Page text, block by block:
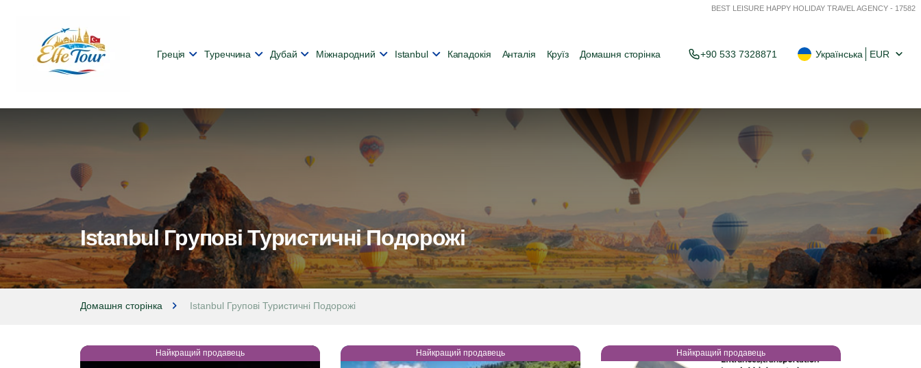
BEST LEISURE HAPPY HOLIDAY TRAVEL AGENCY - 17582
Греція Туреччина Дубай Міжнародний Іstanbul Кападокія Анталія Круїз Домашня сторінка +90 533 7328871 Українська EUR
Іstanbul Групові Туристичні Подорожі
Домашня сторінка Іstanbul Групові Туристичні Подорожі
Найкращий продавець Найкращий продавець Найкращий продавець